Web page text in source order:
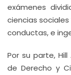
exámenes
ciencias
conductas, e
Por su parte,
de Derecho y